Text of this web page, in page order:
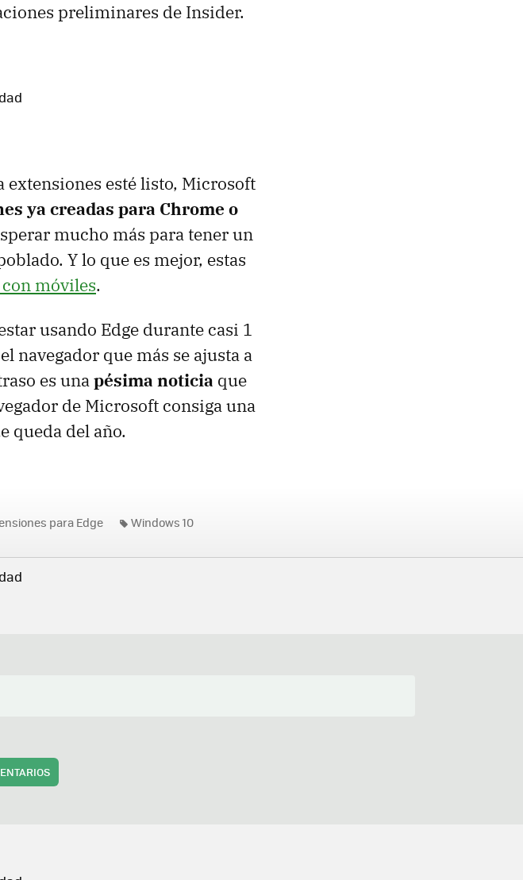
preliminares de Insider.
extensiones esté listo, Microsoft
ya creadas para Chrome o
mucho más para tener un
Y lo que es mejor, estas
móviles.
usando Edge durante casi 1
navegador que más se ajusta a
es unapésima noticia que
de Microsoft consiga una
queda del año.
para Edge Windows 10